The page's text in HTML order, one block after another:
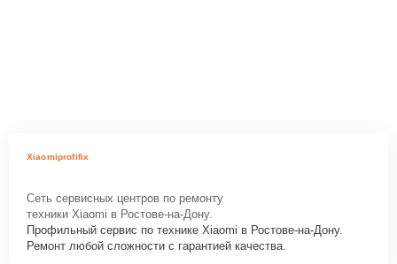
Xiaomiprofifix
Сеть сервисных центров по ремонту
техники Xiaomi в Ростове-на-Дону.
Профильный сервис по технике Xiaomi в Ростове-на-Дону.
Ремонт любой сложности с гарантией качества.